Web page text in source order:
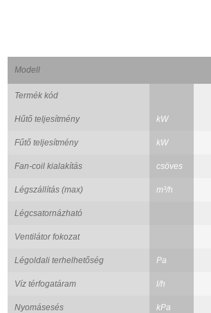
Modell
Termék kód
Hűtő teljesítmény kW
Fűtő teljesítmény kW
Fan-coil kialakítás csöves
Légszállítás (max) m³/h
Légcsatornázható
Ventilátor fokozat
Légoldali terhelhetőség Pa
Víz térfogatáram l/h
Nyomásesés kPa